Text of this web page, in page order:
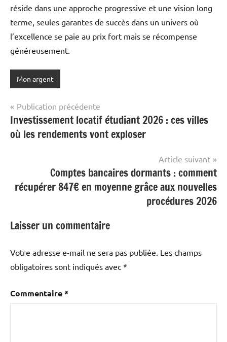
réside dans une approche progressive et une vision long
terme, seules garantes de succès dans un univers où
l’excellence se paie au prix fort mais se récompense
généreusement.
Mon argent
Navigation
de
l’article
Publication précédente
Investissement locatif étudiant 2026 : ces villes
où les rendements vont exploser
Article suivant
Comptes bancaires dormants : comment
récupérer 847€ en moyenne grâce aux nouvelles
procédures 2026
Laisser un commentaire
Votre adresse e-mail ne sera pas publiée. Les champs
obligatoires sont indiqués avec *
Commentaire*